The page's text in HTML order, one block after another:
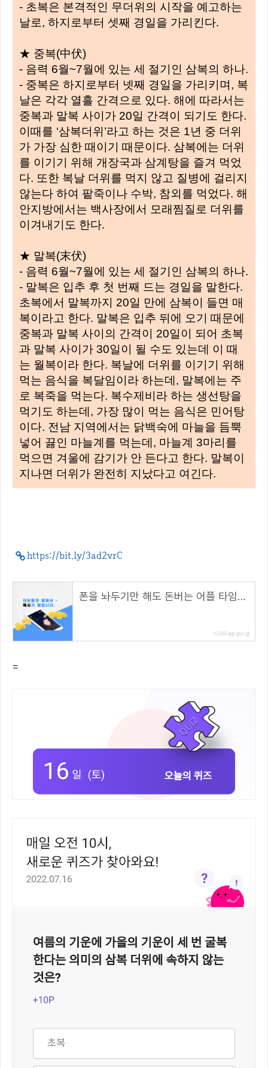
- 초복은 본격적인 무더위의 시작을 예고하는
날로, 하지로부터 셋째 경일을 가리킨다.
★ 중복(中伏)
- 음력 6월~7월에 있는 세 절기인 삼복의 하나.
- 중복은 하지로부터 넷째 경일을 가리키며, 복
날은 각각 열흘 간격으로 있다. 해에 따라서는
중복과 말복 사이가 20일 간격이 되기도 한다.
이때를 ‘삼복더위’라고 하는 것은 1년 중 더위
가 가장 심한 때이기 때문이다. 삼복에는 더위
를 이기기 위해 개장국과 삼계탕을 즐겨 먹었
다. 또한 복날 더위를 먹지 않고 질병에 걸리지
않는다 하여 팥죽이나 수박, 참외를 먹었다. 해
안지방에서는 백사장에서 모래찜질로 더위를
이겨내기도 한다.
★ 말복(末伏)
- 음력 6월~7월에 있는 세 절기인 삼복의 하나.
- 말복은 입추 후 첫 번째 드는 경일을 말한다.
초복에서 말복까지 20일 만에 삼복이 들면 매
복이라고 한다. 말복은 입추 뒤에 오기 때문에
중복과 말복 사이의 간격이 20일이 되어 초복
과 말복 사이가 30일이 될 수도 있는데 이 때
는 월복이라 한다. 복날에 더위를 이기기 위해
먹는 음식을 복달임이라 하는데, 말복에는 주
로 복죽을 먹는다. 복수제비라 하는 생선탕을
먹기도 하는데, 가장 많이 먹는 음식은 민어탕
이다. 전남 지역에서는 닭백숙에 마늘을 듬뿍
넣어 끓인 마늘계를 먹는데, 마늘계 3마리를
먹으면 겨울에 감기가 안 든다고 한다. 말복이
지나면 더위가 완전히 지났다고 여긴다.
https://bit.ly/3ad2vrC
폰을 놔두기만 해도 돈버는 어플 타임스프레드
ru348.app.goo.gl
=